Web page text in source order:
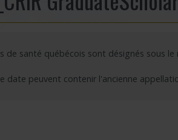
de recherche
Chercheurs honoraires
Professionnels de recherche
Nominations au CRIR
Ateliers – Événements |
Bourse de soutien à
Carrefour des savoirs :
Prix
de santé québécois sont désignés sous le
date peuvent contenir l'ancienne